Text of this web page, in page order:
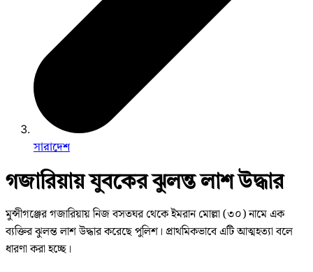
সারাদেশ
গজারিয়ায় যুবকের ঝুলন্ত লাশ উদ্ধার
মুন্সীগঞ্জের গজারিয়ায় নিজ বসতঘর থেকে ইমরান মোল্লা (৩০) নামে এক
ব্যক্তির ঝুলন্ত লাশ উদ্ধার করেছে পুলিশ। প্রাথমিকভাবে এটি আত্মহত্যা বলে
ধারণা করা হচ্ছে।